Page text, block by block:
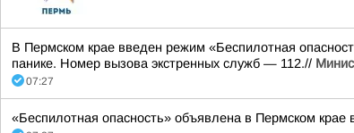
В Пермском крае введен режим «Беспилотная
панике. Номер вызова экстренных служб — 112.//
07:27
«Беспилотная опасность» объявлена в Пермском